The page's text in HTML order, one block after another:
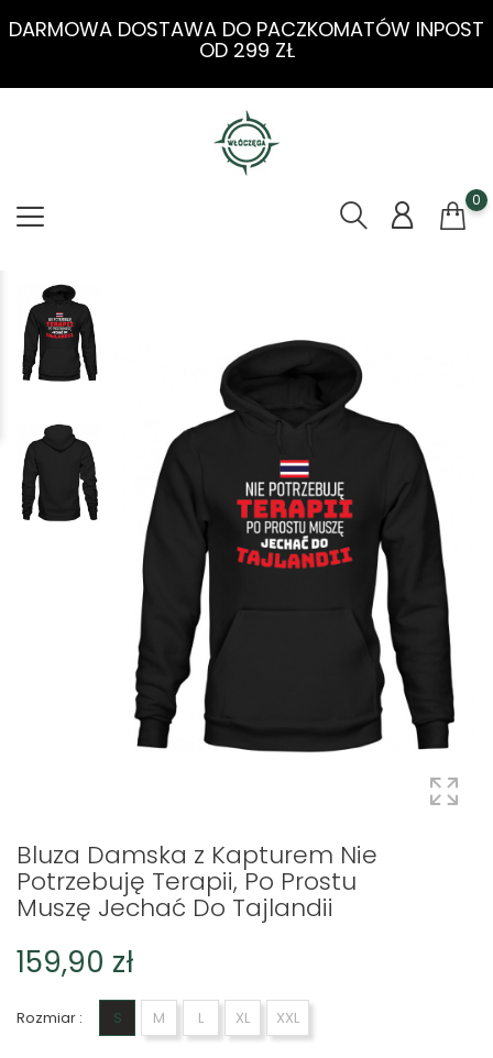
DARMOWA DOSTAWA DO PACZKOMATÓW INPOST
OD 299 ZŁ
0
Bluza Damska z Kapturem Nie
Potrzebuję Terapii, Po Prostu
Muszę Jechać Do Tajlandii
159,90 zł
Rozmiar : S M L XL XXL